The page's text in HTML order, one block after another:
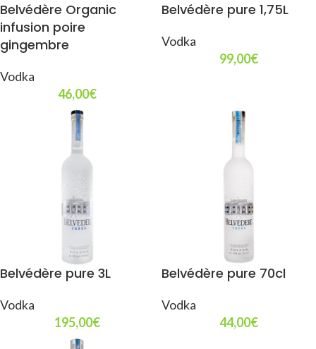
Belvédère Organic
infusion poire
gingembre
Vodka
46,00€
Belvédère pure 1,75L
Vodka
99,00€
Belvédère pure 3L
Vodka
195,00€
Belvédère pure 70cl
Vodka
44,00€